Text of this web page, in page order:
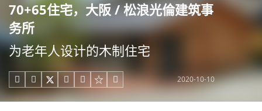
70+65住宅，大阪 / 松浪光倫建筑事
务所
为老年人设计的木制住宅
     2020-10-10